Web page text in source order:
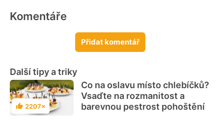
Komentáře
Přidat komentář
Další tipy a triky
Hodnocení
2207×
Co na oslavu místo chlebíčků?
Vsaďte na rozmanitost a
barevnou pestrost pohoštění